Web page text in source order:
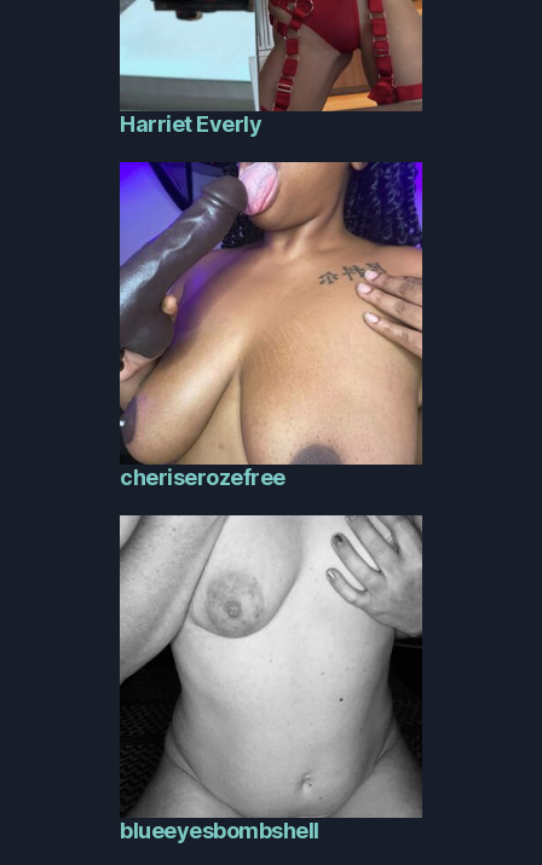
Harriet Everly
cheriserozefree
blueeyesbombshell